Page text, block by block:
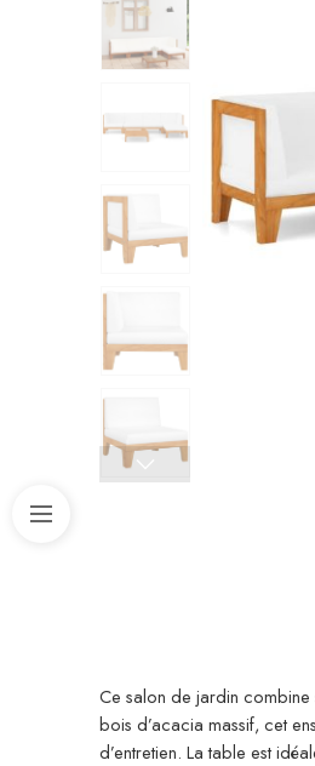
Ce salon de jardin combine
bois d’acacia massif, cet
d’entretien. La table est